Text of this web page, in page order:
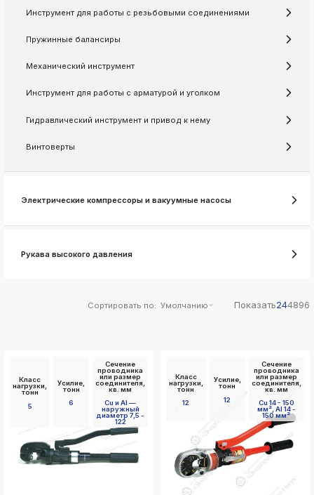
ksldkfjsdlfkjsls;ldfkgjsdl;kfkфыва
k
k
ksldkfjsdlfkjsls;ldfkgjsdl;kfkфыва
Инструмент для работы с резьбовыми соединениями
Пружинные балансиры
Механический инструмент
Инструмент для работы с арматурой и уголком
Гидравлический инструмент и привод к нему
Винтоверты
Электрические компрессоры и вакуумные насосы
Рукава высокого давления
Сортировать по: Умолчанию Показать244896
Класс
нагрузки,
тонн
5
Усилие,
тонн
6
Сечение
проводника
или размер
соединителя,
кв. мм
Cu и Al —
наружный
диаметр 7,5 -
122
Класс
нагрузки,
тонн
12
Усилие,
тонн
12
Сечение
проводника
или размер
соединителя,
кв. мм
Cu 14 - 150
мм², Al 14 -
150 мм²